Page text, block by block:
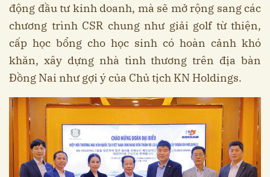
động đầu tư kinh doanh, mà sẽ mở rộng sang các
chương trình CSR chung như giải golf từ thiện,
cấp học bổng cho học sinh có hoàn cảnh khó
khăn, xây dựng nhà tình thương trên địa bàn
Đồng Nai như gợi ý của Chủ tịch KN Holdings.